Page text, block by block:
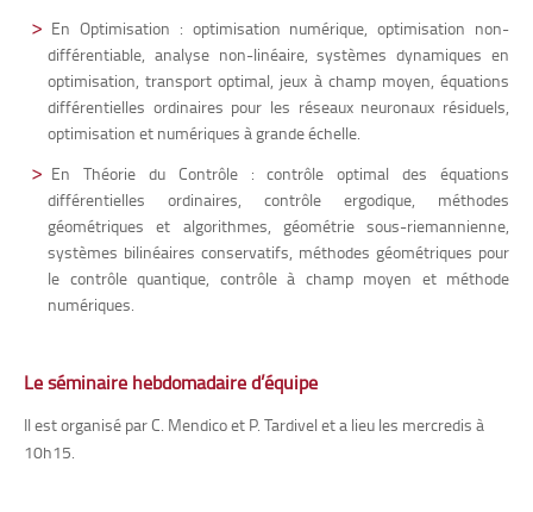
En Optimisation : optimisation numérique, optimisation non-
différentiable, analyse non-linéaire, systèmes dynamiques en
optimisation, transport optimal, jeux à champ moyen, équations
différentielles ordinaires pour les réseaux neuronaux résiduels,
optimisation et numériques à grande échelle.
En Théorie du Contrôle: contrôle optimal des équations
différentielles ordinaires, contrôle ergodique, méthodes
géométriques et algorithmes, géométrie sous-riemannienne,
systèmes bilinéaires conservatifs, méthodes géométriques pour
le contrôle quantique, contrôle à champ moyen et méthode
numériques.
Le séminaire hebdomadaire d’équipe
Il est organisé par C. Mendico et P. Tardivel et a lieu les mercredis à
10h15.